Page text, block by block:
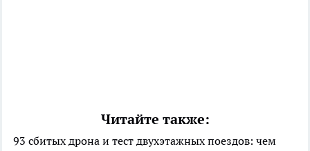
Читайте также:
93 сбитых дрона и тест двухэтажных поездов: чем